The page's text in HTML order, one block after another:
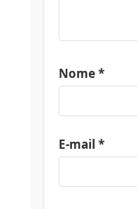
Nome*
E-mail *